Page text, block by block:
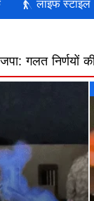
लाइफ स्टाइल
दुष्परिणाम